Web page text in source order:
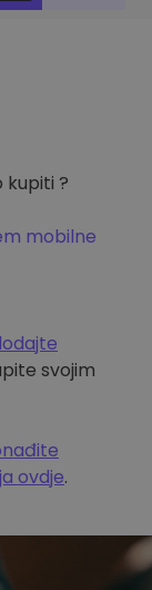
?
mobilne
svojim
ovdje.